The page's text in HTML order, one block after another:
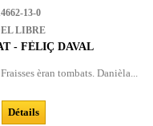
13-0
LIBRE
- FÈLIÇ DAVAL
èran tombats. Danièla...
Détails